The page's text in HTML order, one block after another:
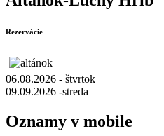
Rezervácie
06.08.2026 - štvrtok
09.09.2026 -streda
Oznamy v mobile